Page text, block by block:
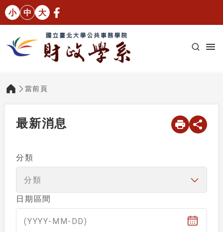
小 中 大
當前頁
最新消息
分類
分類
日期區間
(YYYY-MM-DD)